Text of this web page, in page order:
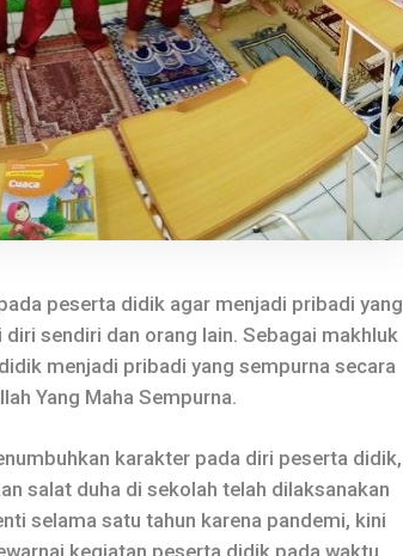
peserta didik agar menjadi pribadi yang
sendiri dan orang lain. Sebagai makhluk
menjadi pribadi yang sempurna secara
Yang Maha Sempurna.
karakter pada diri peserta didik,
salat duha di sekolah telah dilaksanakan
selama satu tahun karena pandemi, kini
kegiatan peserta didik pada waktu